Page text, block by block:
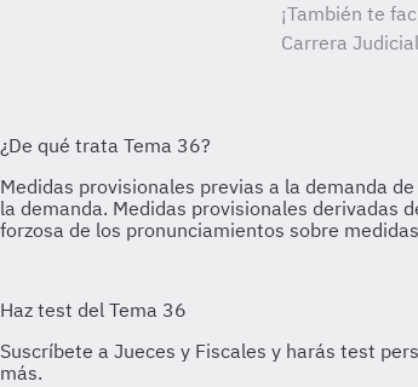
¡También te
Carrera